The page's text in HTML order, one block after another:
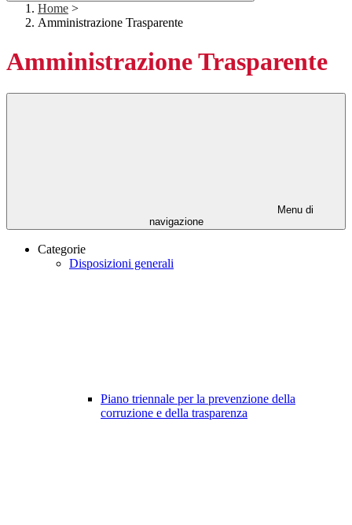
Home >
Amministrazione Trasparente
Amministrazione Trasparente
Menu di
navigazione
Categorie
Disposizioni generali
Piano triennale per la prevenzione della
corruzione e della trasparenza